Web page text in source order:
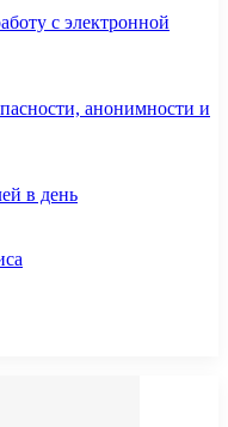
с электронной
анонимности и
в день